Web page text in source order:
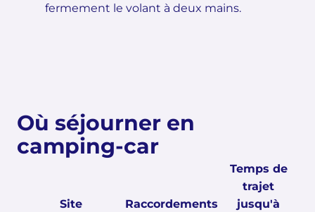
fermement le volant à deux mains.
Où séjourner en
camping-car
Site Raccordements
Temps de
trajet
jusqu'à